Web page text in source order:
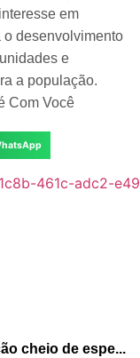
em
o desenvolvimento
e
a população.
Com Você
cheio de espe...